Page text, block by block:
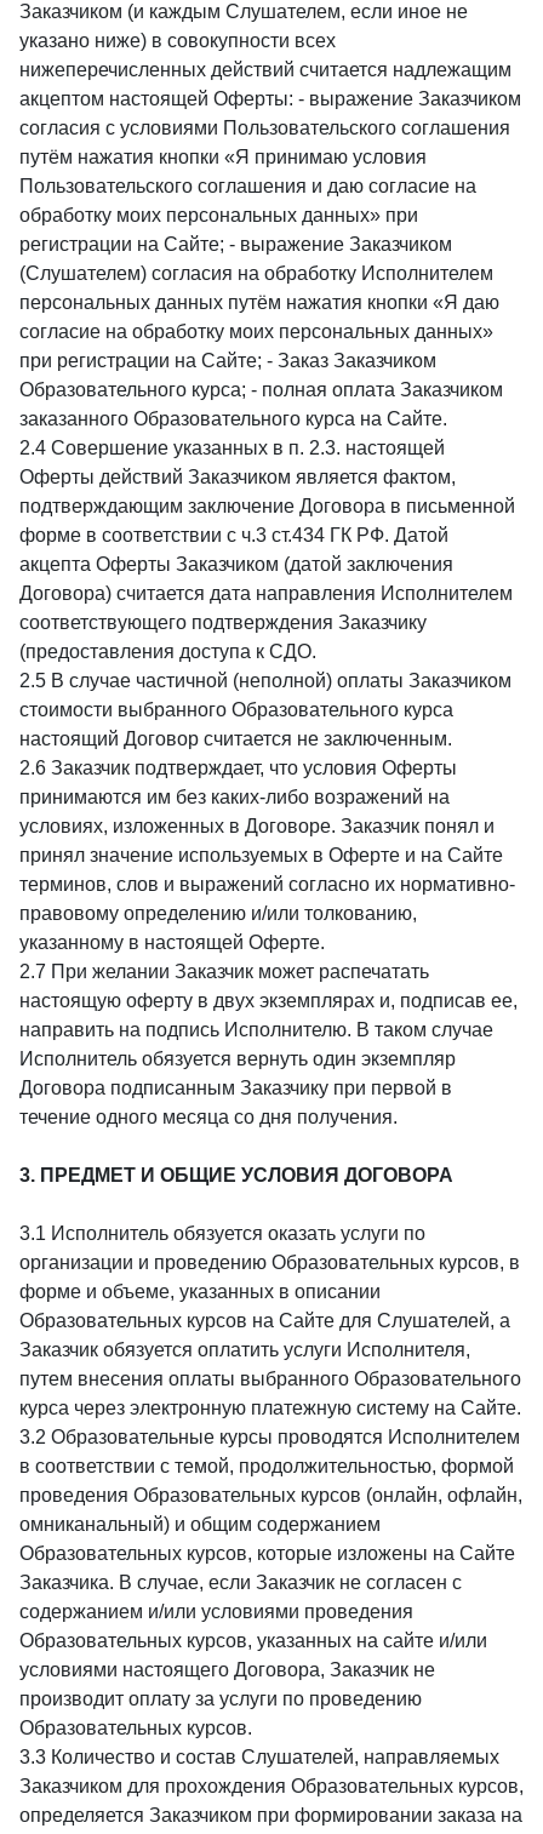
Заказчиком (и каждым Слушателем, если иное не
указано ниже) в совокупности всех
нижеперечисленных действий считается надлежащим
акцептом настоящей Оферты: - выражение Заказчиком
согласия с условиями Пользовательского соглашения
путём нажатия кнопки «Я принимаю условия
Пользовательского соглашения и даю согласие на
обработку моих персональных данных» при
регистрации на Сайте; - выражение Заказчиком
(Слушателем) согласия на обработку Исполнителем
персональных данных путём нажатия кнопки «Я даю
согласие на обработку моих персональных данных»
при регистрации на Сайте; - Заказ Заказчиком
Образовательного курса; - полная оплата Заказчиком
заказанного Образовательного курса на Сайте.
2.4 Совершение указанных в п. 2.3. настоящей
Оферты действий Заказчиком является фактом,
подтверждающим заключение Договора в письменной
форме в соответствии с ч.3 ст.434 ГК РФ. Датой
акцепта Оферты Заказчиком (датой заключения
Договора) считается дата направления Исполнителем
соответствующего подтверждения Заказчику
(предоставления доступа к СДО.
2.5 В случае частичной (неполной) оплаты Заказчиком
стоимости выбранного Образовательного курса
настоящий Договор считается не заключенным.
2.6 Заказчик подтверждает, что условия Оферты
принимаются им без каких-либо возражений на
условиях, изложенных в Договоре. Заказчик понял и
принял значение используемых в Оферте и на Сайте
терминов, слов и выражений согласно их нормативно-
правовому определению и/или толкованию,
указанному в настоящей Оферте.
2.7 При желании Заказчик может распечатать
настоящую оферту в двух экземплярах и, подписав ее,
направить на подпись Исполнителю. В таком случае
Исполнитель обязуется вернуть один экземпляр
Договора подписанным Заказчику при первой в
течение одного месяца со дня получения.
3. ПРЕДМЕТ И ОБЩИЕ УСЛОВИЯ ДОГОВОРА
3.1 Исполнитель обязуется оказать услуги по
организации и проведению Образовательных курсов, в
форме и объеме, указанных в описании
Образовательных курсов на Сайте для Слушателей, а
Заказчик обязуется оплатить услуги Исполнителя,
путем внесения оплаты выбранного Образовательного
курса через электронную платежную систему на Сайте.
3.2 Образовательные курсы проводятся Исполнителем
в соответствии с темой, продолжительностью, формой
проведения Образовательных курсов (онлайн, офлайн,
омниканальный) и общим содержанием
Образовательных курсов, которые изложены на Сайте
Заказчика. В случае, если Заказчик не согласен с
содержанием и/или условиями проведения
Образовательных курсов, указанных на сайте и/или
условиями настоящего Договора, Заказчик не
производит оплату за услуги по проведению
Образовательных курсов.
3.3 Количество и состав Слушателей, направляемых
Заказчиком для прохождения Образовательных курсов,
определяется Заказчиком при формировании заказа на